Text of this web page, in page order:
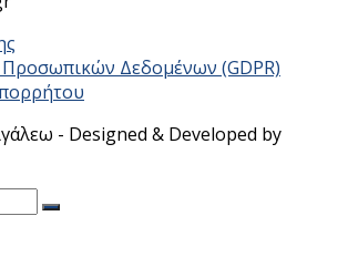
Δεδομένων (GDPR)
- Designed & Developed by